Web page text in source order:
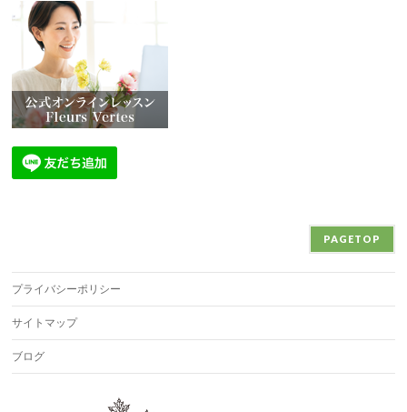
PAGETOP
プライバシーポリシー
サイトマップ
ブログ